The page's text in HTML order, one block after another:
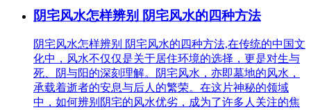
阴宅风水怎样辨别 阴宅风水的四种方法
阴宅风水怎样辨别 阴宅风水的四种方法,在传统的中国文
化中，风水不仅仅是关于居住环境的选择，更是对生与
死、阴与阳的深刻理解。阴宅风水，亦即墓地的风水，
承载着逝者的安息与后人的繁荣。在这片神秘的领域
中，如何辨别阴宅的风水优劣，成为了许多人关注的焦